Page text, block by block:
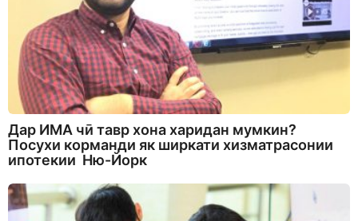
Дар ИМА чӣ тавр хона харидан мумкин?
Посухи корманди як ширкати хизматрасонии
ипотекии Ню-Йорк